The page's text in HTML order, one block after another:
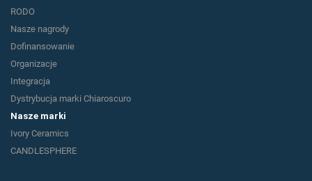
RODO
Nasze nagrody
Dofinansowanie
Organizacje
Integracja
Dystrybucja marki Chiaroscuro
Nasze marki
Ivory Ceramics
CANDLESPHERE